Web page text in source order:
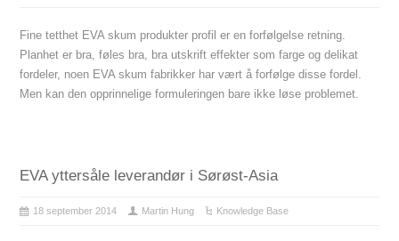
Fine tetthet EVA skum produkter profil er en forfølgelse retning.
Planhet er bra, føles bra, bra utskrift effekter som farge og delikat
fordeler, noen EVA skum fabrikker har vært å forfølge disse fordel.
Men kan den opprinnelige formuleringen bare ikke løse problemet.
EVA yttersåle leverandør i Sørøst-Asia
18 september 2014 Martin Hung Knowledge Base